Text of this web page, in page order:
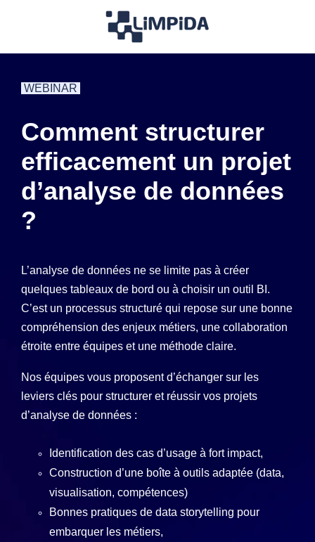
WEBINAR
Comment structurer
efficacement un projet
d’analyse de données
?
L’analyse de données ne se limite pas à créer
quelques tableaux de bord ou à choisir un outil BI.
C’est un processus structuré qui repose sur une bonne
compréhension des enjeux métiers, une collaboration
étroite entre équipes et une méthode claire.
Nos équipes vous proposent d’échanger sur les
leviers clés pour structurer et réussir vos projets
d’analyse de données :
Identification des cas d’usage à fort impact,
Construction d’une boîte à outils adaptée (data,
visualisation, compétences)
Bonnes pratiques de data storytelling pour
embarquer les métiers,